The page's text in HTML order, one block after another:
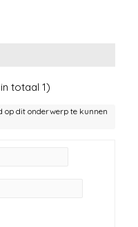
totaal 1)
op dit onderwerp te kunnen